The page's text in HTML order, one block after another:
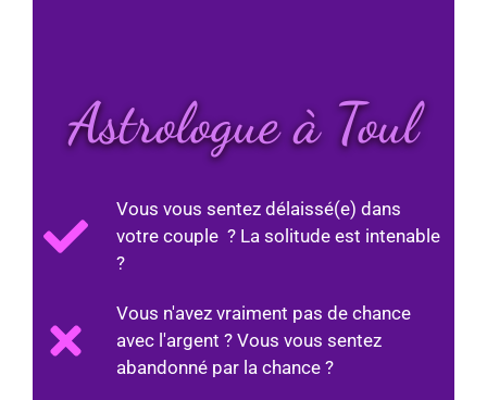
Astrologue à Toul
Vous vous sentez délaissé(e) dans
votre couple ? La solitude est intenable
?
Vous n'avez vraiment pas de chance
avec l'argent ? Vous vous sentez
abandonné par la chance ?